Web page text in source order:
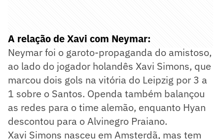
A relação de Xavi com Neymar:
Neymar foi o garoto-propaganda do amistoso,
ao lado do jogador holandês Xavi Simons, que
marcou dois gols na vitória do Leipzig por 3 a
1 sobre o Santos. Openda também balançou
as redes para o time alemão, enquanto Hyan
descontou para o Alvinegro Praiano.
Xavi Simons nasceu em Amsterdã, mas tem